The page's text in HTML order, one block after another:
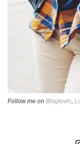
Follow me on Bloglovin,